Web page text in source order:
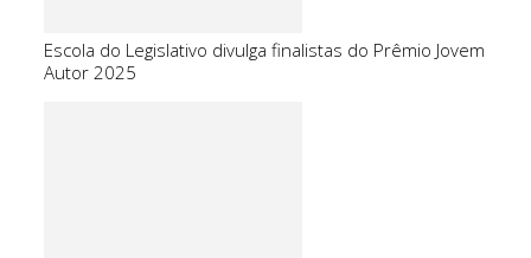
Escola do Legislativo divulga finalistas do Prêmio Jovem
Autor 2025